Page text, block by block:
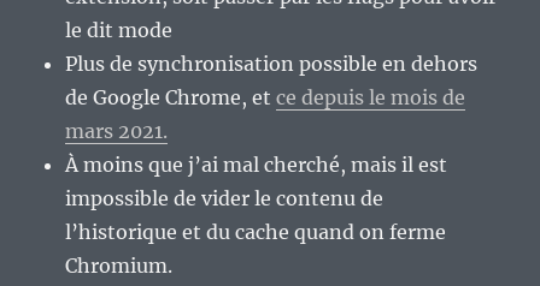
le dit mode
Plus de synchronisation possible en dehors
de Google Chrome, etce depuis le mois de
mars 2021.
À moins que j’ai mal cherché, mais il est
impossible de vider le contenu de
l’historique et du cache quand on ferme
Chromium.